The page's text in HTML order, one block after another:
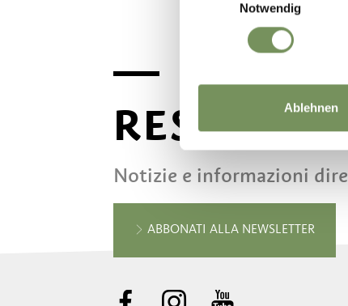
Notwendig
Ablehnen
RESTA IN
Notizie e informazioni
ABBONATI ALLA NEWSLETTER